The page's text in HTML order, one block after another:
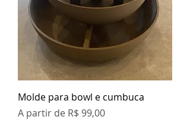
Molde para bowl e cumbuca
A partir de R$ 99,00
Preço promocional